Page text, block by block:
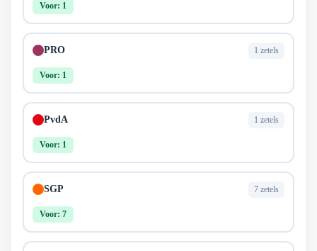
Voor: 1
PRO 1 zetels
Voor: 1
PvdA 1 zetels
Voor: 1
SGP 7 zetels
Voor: 7